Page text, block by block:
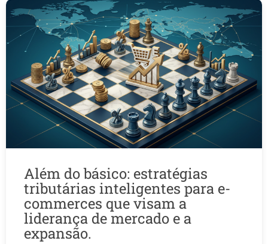
Além do básico: estratégias
tributárias inteligentes para e-
commerces que visam a
liderança de mercado e a
expansão.